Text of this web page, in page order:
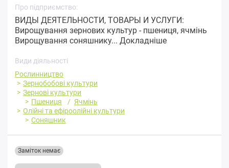
Про підприємство:
ВИДЫ ДЕЯТЕЛЬНОСТИ, ТОВАРЫ И УСЛУГИ:
Вирощування зернових культур - пшениця, ячмінь
Вирощування соняшнику... Докладніше
Види діяльності
Рослинництво
Зернобобові культури
Зернові культури
Пшениця
Ячмінь
Олійні та ефіроолійні культури
Соняшник
Заміток немає